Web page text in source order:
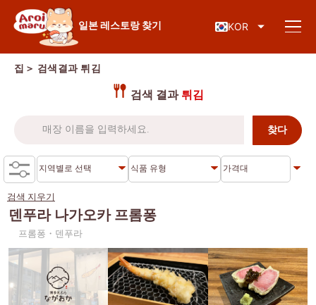
일본 레스토랑 찾기 KOR
일본 음식
음식 종류로 검색
스시
라면
이자카야
일본식 바비큐/야키니쿠
가츠동/돈까스
지역별 검색
차로엔 크룽
톤부리
시암
지식 칼럼
특별기사
집 ＞ 검색결과튀김
검색 결과튀김
검색 지우기
덴푸라 나가오카 프롬퐁
프롬퐁・덴푸라